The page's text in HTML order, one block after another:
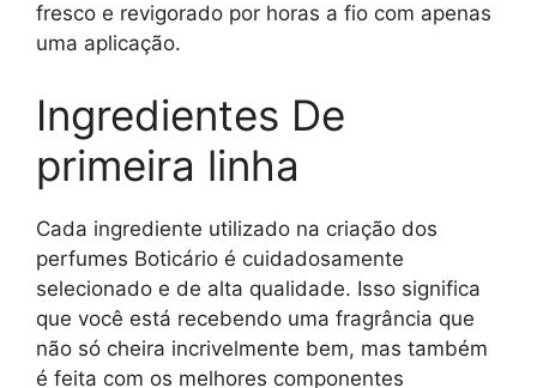
fresco e revigorado por horas a fio com apenas
uma aplicação.
Ingredientes De
primeira linha
Cada ingrediente utilizado na criação dos
perfumes Boticário é cuidadosamente
selecionado e de alta qualidade. Isso significa
que você está recebendo uma fragrância que
não só cheira incrivelmente bem, mas também
é feita com os melhores componentes